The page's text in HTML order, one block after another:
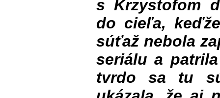
s Krzystofom
do cieľa,
súťaž nebola
seriálu a
tvrdo sa tu